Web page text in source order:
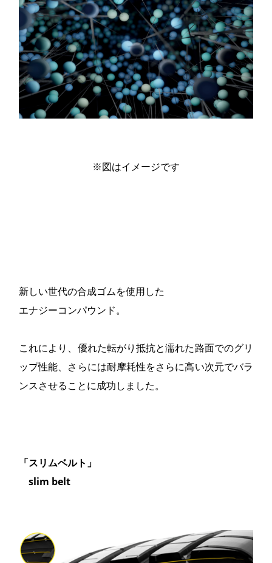
※図はイメージです
新しい世代の合成ゴムを使用した
エナジーコンパウンド。
これにより、優れた転がり抵抗と濡れた路面でのグリ
ップ性能、さらには耐摩耗性をさらに高い次元でバラ
ンスさせることに成功しました。
「スリムベルト」
slim belt